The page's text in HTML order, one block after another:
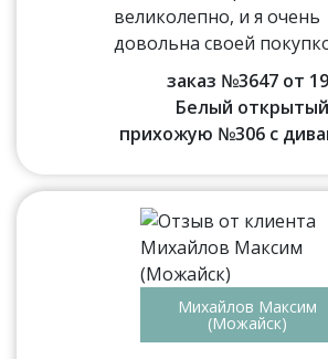
великолепно, и я очень
довольна своей
заказ №3647 от
Белый
прихожую №306 с
Михайлов Максим
(Можайск)